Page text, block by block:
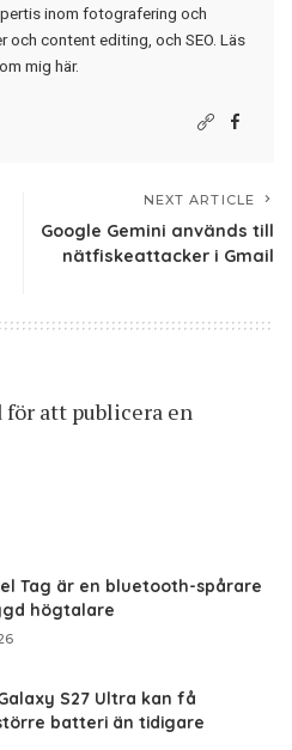
inom fotografering och
content editing, och SEO. Läs
mig här.
NEXT ARTICLE
Google Gemini används till
nätfiskeattacker i Gmail
för att publicera en
Tag är en bluetooth-spårare
högtalare
S27 Ultra kan få
batteri än tidigare